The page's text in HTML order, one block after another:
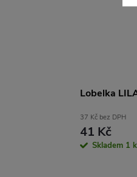
Lobelka
37 Kč bez DPH
41 Kč
Skladem 1